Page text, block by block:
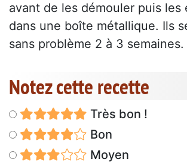
avant de les démouler puis les
dans une boîte métallique. Ils
sans problème 2 à 3 semaines.
Notez cette recette
Très bon !
Bon
Moyen